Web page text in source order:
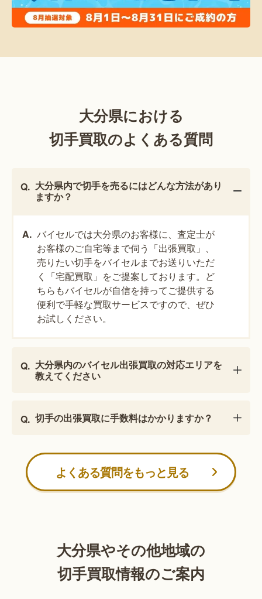
大分県における
切手買取のよくある質問
大分県内で切手を売るにはどんな方法があり
ますか？
バイセルでは大分県のお客様に、査定士が
お客様のご自宅等まで伺う「出張買取」、
売りたい切手をバイセルまでお送りいただ
く「宅配買取」をご提案しております。ど
ちらもバイセルが自信を持ってご提供する
便利で手軽な買取サービスですので、ぜひ
お試しください。
大分県内のバイセル出張買取の対応エリアを
教えてください
切手の出張買取に手数料はかかりますか？
よくある質問をもっと見る
大分県やその他地域の
切手買取情報のご案内